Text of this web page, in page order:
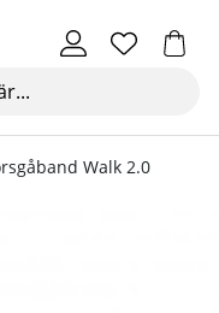
Walk 2.0